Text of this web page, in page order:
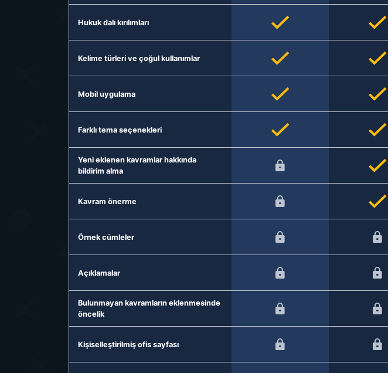
Hukuk dalı kırılımları
Kelime türleri ve çoğul kullanımlar
Mobil uygulama
Farklı tema seçenekleri
Yeni eklenen kavramlar hakkında
bildirim alma
Kavram önerme
Örnek cümleler
Açıklamalar
Bulunmayan kavramların eklenmesinde
öncelik
Kişiselleştirilmiş ofis sayfası